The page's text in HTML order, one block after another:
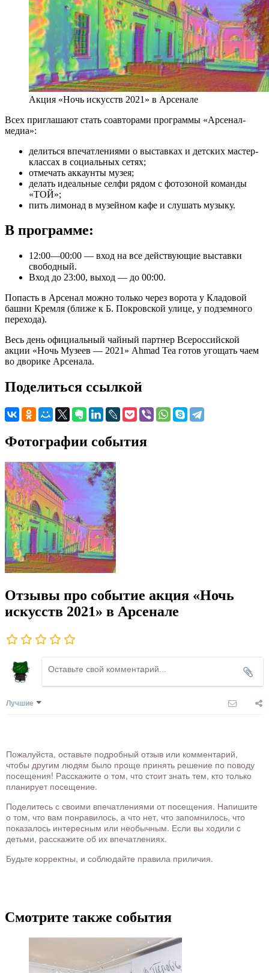
Акция «Ночь искусств 2021» в Арсенале
Всех приглашают стать соавторами программы «Арсенал-
медиа»:
делиться впечатлениями о выставках и детских мастер-
классах в социальных сетях;
отмечать аккаунты музея;
делать идеальные селфи рядом с фотозоной команды
«ТОЙ»;
пить лимонад в музейном кафе и слушать музыку.
В программе:
12:00—00:00 — вход на все действующие выставки
свободный.
Вход до 23:00, выход — до 00:00.
Попасть в Арсенал можно только через ворота у Кладовой
башни Кремля (ближе к Б. Покровской улице, у подземного
перехода).
Весь день официальный чайный партнер Всероссийской
акции «Ночь Музеев — 2021» Ahmad Tea готов угощать чаем
во дворике Арсенала.
Поделиться ссылкой
Фотографии события
Отзывы про событие акция «Ночь
искусств 2021» в Арсенале
Лучшие
Пожалуйста, оставьте подробный отзыв или комментарий,
чтобы другим людям было проще принять решение по поводу
посещения! Расскажите о том, что стоит знать тем, кто только
планирует посещение.
Поделитесь с своими впечатлениями от посещения. Напишите
о том, что вам понравилось, а что нет, что запомнилось, что
показалось интересным или необычным. Если вы ходили с
детьми, расскажите об их впечатлениях.
Будьте корректны, и соблюдайте правила приличия.
Смотрите также события